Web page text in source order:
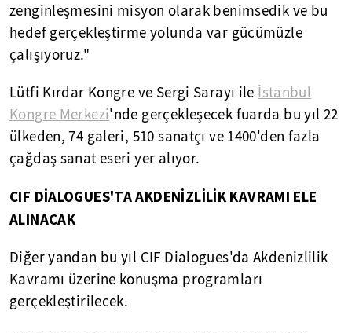
zenginleşmesini misyon olarak benimsedik ve bu
hedef gerçekleştirme yolunda var gücümüzle
çalışıyoruz."
Lütfi Kırdar Kongre ve Sergi Sarayı ile İstanbul
Kongre Merkezi'nde gerçekleşecek fuarda bu yıl 22
ülkeden, 74 galeri, 510 sanatçı ve 1400'den fazla
çağdaş sanat eseri yer alıyor.
CIF DİALOGUES'TA AKDENİZLİLİK KAVRAMI ELE
ALINACAK
Diğer yandan bu yıl CIF Dialogues'da Akdenizlilik
Kavramı üzerine konuşma programları
gerçekleştirilecek.